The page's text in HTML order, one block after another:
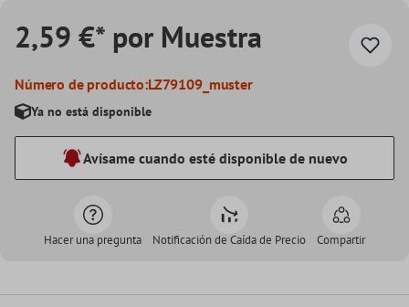
2,59 €* por Muestra
Número de producto:LZ79109_muster
Ya no está disponible
Avísame cuando esté disponible de nuevo
Hacer una pregunta Notificación de Caída de Precio Compartir